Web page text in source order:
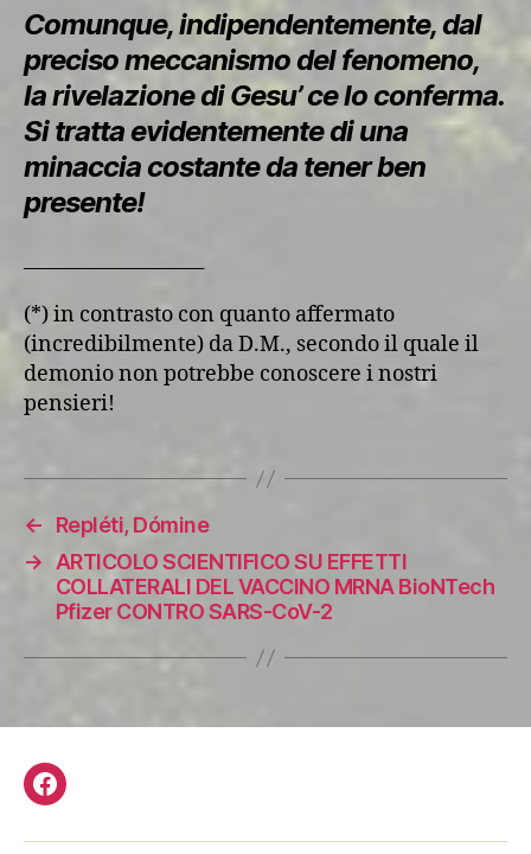
Comunque, indipendentemente, dal
preciso meccanismo del fenomeno,
la rivelazione di Gesu’ ce lo conferma.
Si tratta evidentemente di una
minaccia costante da tener ben
presente!
(*) in contrasto con quanto affermato
(incredibilmente) da D.M., secondo il quale il
demonio non potrebbe conoscere i nostri
pensieri!
←
Repléti, Dómine
→ ARTICOLO SCIENTIFICO SU EFFETTI
COLLATERALI DEL VACCINO MRNA BioNTech
Pfizer CONTRO SARS-CoV-2
Facebook